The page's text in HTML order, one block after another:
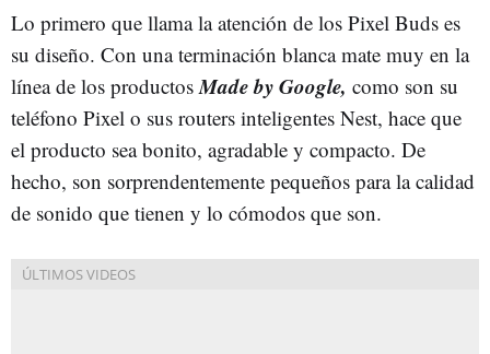
Lo primero que llama la atención de los Pixel Buds es
su diseño. Con una terminación blanca mate muy en la
línea de los productosMade by Google, como son su
teléfono Pixel o sus routers inteligentes Nest, hace que
el producto sea bonito, agradable y compacto. De
hecho, son sorprendentemente pequeños para la calidad
de sonido que tienen y lo cómodos que son.